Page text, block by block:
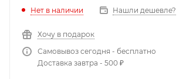
Нет в наличии Нашли дешевле?
Хочу в подарок
Самовывоз сегодня - бесплатно
Доставка завтра - 500 ₽